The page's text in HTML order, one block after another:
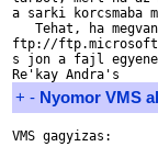
a sarki korcsmaba
Tehat, ha
ftp://
s jon a fajl
+ - Nyomor VMS
VMS gagyizas: